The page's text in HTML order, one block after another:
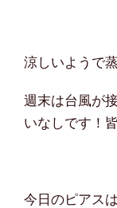
涼しいようで
週末は台風が
いなしです！
今日のピアス